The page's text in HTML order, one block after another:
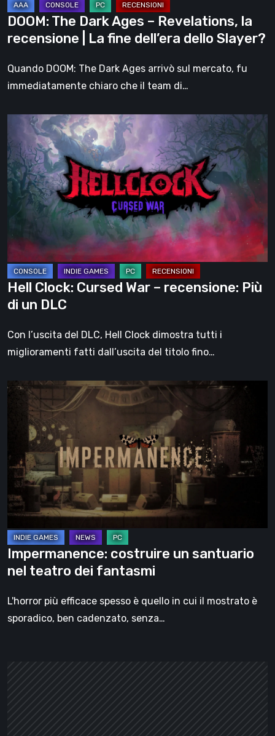
La
fine
dell’era
dello
Slayer?
DOOM: The Dark Ages – Revelations, la
recensione | La fine dell’era dello Slayer?
Quando DOOM: The Dark Ages arrivò sul mercato, fu
immediatamente chiaro che il team di…
Clock:
Cursed
War
–
recensione:
di
un
DLC
Hell Clock: Cursed War – recensione: Più
di un DLC
Con l’uscita del DLC, Hell Clock dimostra tutti i
miglioramenti fatti dall’uscita del titolo fino…
Impermanence:
costruire
santuario
nel
teatro
dei
fantasmi
Impermanence: costruire un santuario
nel teatro dei fantasmi
L'horror più efficace spesso è quello in cui il mostrato è
sporadico, ben cadenzato, senza…